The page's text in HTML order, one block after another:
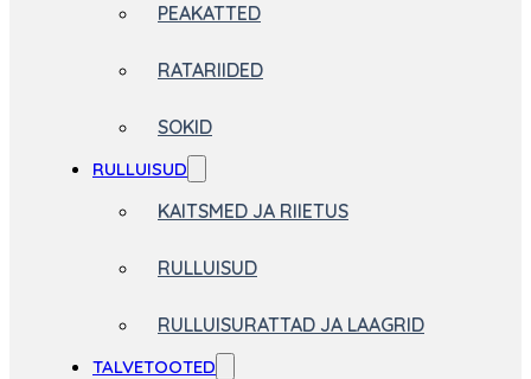
PEAKATTED
RATARIIDED
SOKID
RULLUISUD
KAITSMED JA RIIETUS
RULLUISUD
RULLUISURATTAD JA LAAGRID
TALVETOOTED